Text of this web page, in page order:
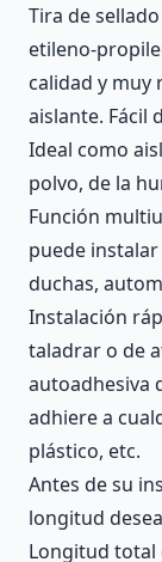
Tira de
etileno-
calidad y muy
aislante. Fácil
Ideal como
polvo, de la
Función
puede
duchas,
Instalación
taladrar o de
autoadhesiva
adhiere a
plástico, etc.
Antes de su
longitud
Longitud total